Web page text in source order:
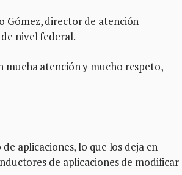
Gómez, director de atención
nivel federal.
mucha atención y mucho respeto,
aplicaciones, lo que los deja en
de aplicaciones de modificar